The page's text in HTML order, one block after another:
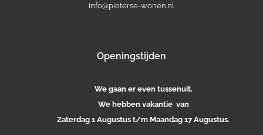
info@pieterse-wonen.nl
Openingstijden
We gaan er even tussenuit.
We hebben vakantie van
Zaterdag 1 Augustus t/m Maandag 17 Augustus.